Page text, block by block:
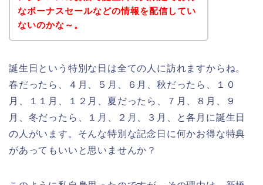
なボーナスセールなどの情報を配信してい
ないのかな～。
誕生日という特別な日は全ての人に訪れますからね。
春だったら、４月、５月、６月、秋だったら、１０
月、１１月、１２月、夏だったら、７月、８月、９
月、冬だったら、１月、２月、３月、と各月に誕生日
の人がいます。そんな特別な記念日に何かお得な特典
があってもいいと思いませんか？